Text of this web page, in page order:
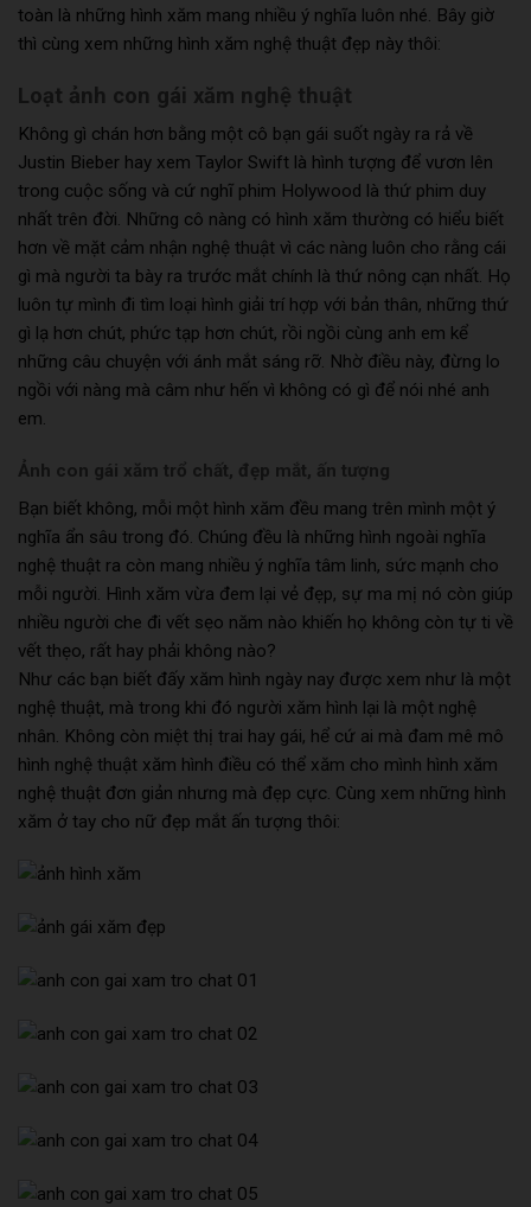
toàn là những hình xăm mang nhiều ý nghĩa luôn nhé. Bây giờ
thì cùng xem những hình xăm nghệ thuật đẹp này thôi:
Loạt ảnh con gái xăm nghệ thuật
Không gì chán hơn bằng một cô bạn gái suốt ngày ra rả về
Justin Bieber hay xem Taylor Swift là hình tượng để vươn lên
trong cuộc sống và cứ nghĩ phim Holywood là thứ phim duy
nhất trên đời. Những cô nàng có hình xăm thường có hiểu biết
hơn về mặt cảm nhận nghệ thuật vì các nàng luôn cho rằng cái
gì mà người ta bày ra trước mắt chính là thứ nông cạn nhất. Họ
luôn tự mình đi tìm loại hình giải trí hợp với bản thân, những thứ
gì lạ hơn chút, phức tạp hơn chút, rồi ngồi cùng anh em kể
những câu chuyện với ánh mắt sáng rỡ. Nhờ điều này, đừng lo
ngồi với nàng mà câm như hến vì không có gì để nói nhé anh
em.
Ảnh con gái xăm trổ chất, đẹp mắt, ấn tượng
Bạn biết không, mỗi một hình xăm đều mang trên mình một ý
nghĩa ẩn sâu trong đó. Chúng đều là những hình ngoài nghĩa
nghệ thuật ra còn mang nhiều ý nghĩa tâm linh, sức mạnh cho
mỗi người. Hình xăm vừa đem lại vẻ đẹp, sự ma mị nó còn giúp
nhiều người che đi vết sẹo năm nào khiến họ không còn tự ti về
vết thẹo, rất hay phải không nào?
Như các bạn biết đấy xăm hình ngày nay được xem như là một
nghệ thuật, mà trong khi đó người xăm hình lại là một nghệ
nhân. Không còn miệt thị trai hay gái, hể cứ ai mà đam mê mô
hình nghệ thuật xăm hình điều có thể xăm cho mình hình xăm
nghệ thuật đơn giản nhưng mà đẹp cực. Cùng xem những hình
xăm ở tay cho nữ đẹp mắt ấn tượng thôi: